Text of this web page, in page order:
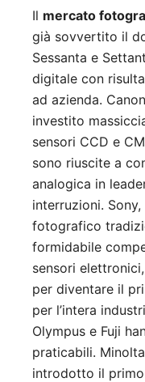
Il mercato
già sovvertito il
Sessanta e
digitale con
ad azienda.
investito
sensori CCD e
sono riuscite a
analogica in
interruzioni.
fotografico
formidabile
sensori
per diventare il
per l’intera
Olympus e Fuji
praticabili.
introdotto il